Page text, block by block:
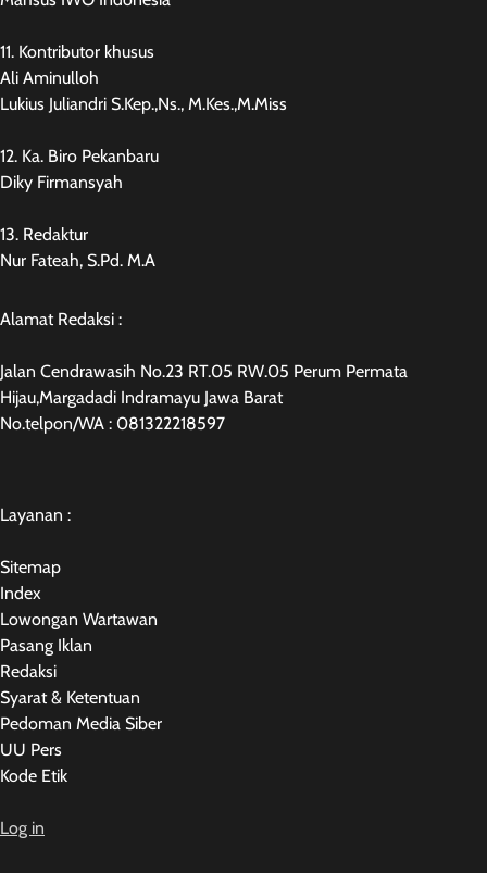
11. Kontributor khusus
Ali Aminulloh
Lukius Juliandri S.Kep.,Ns., M.Kes.,M.Miss
12. Ka. Biro Pekanbaru
Diky Firmansyah
13. Redaktur
Nur Fateah, S.Pd. M.A
Alamat Redaksi :
Jalan Cendrawasih No.23 RT.05 RW.05 Perum Permata
Hijau,Margadadi Indramayu Jawa Barat
No.telpon/WA : 081322218597
Layanan :
Sitemap
Index
Lowongan Wartawan
Pasang Iklan
Redaksi
Syarat & Ketentuan
Pedoman Media Siber
UU Pers
Kode Etik
Log in